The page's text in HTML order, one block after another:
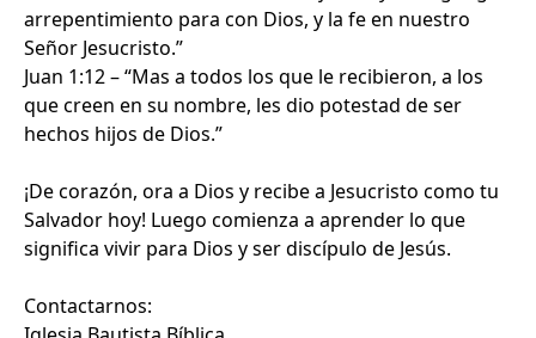
arrepentimiento para con Dios, y la fe en nuestro
Señor Jesucristo.”
Juan 1:12 – “Mas a todos los que le recibieron, a los
que creen en su nombre, les dio potestad de ser
hechos hijos de Dios.”
¡De corazón, ora a Dios y recibe a Jesucristo como tu
Salvador hoy! Luego comienza a aprender lo que
significa vivir para Dios y ser discípulo de Jesús.
Contactarnos: